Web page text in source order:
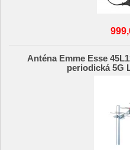
Anténa Emme Esse
periodická 5G